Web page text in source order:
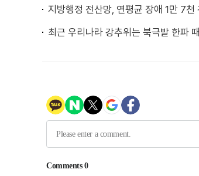
지방행정 전산망, 연평균 장애 1만 7
최근 우리나라 강추위는 북극발 한파